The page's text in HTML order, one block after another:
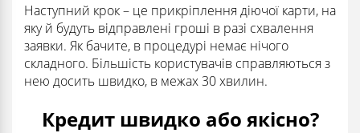
Наступний крок – це прикріплення діючої карти, на
яку й будуть відправлені гроші в разі схвалення
заявки. Як бачите, в процедурі немає нічого
складного. Більшість користувачів справляються з
нею досить швидко, в межах 30 хвилин.
Кредит швидко або якісно?